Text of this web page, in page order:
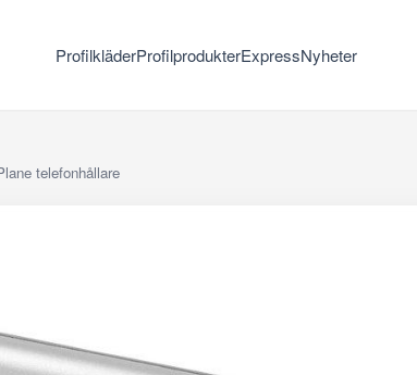
ProfilkläderProfilprodukterExpressNyheter
telefonhållare